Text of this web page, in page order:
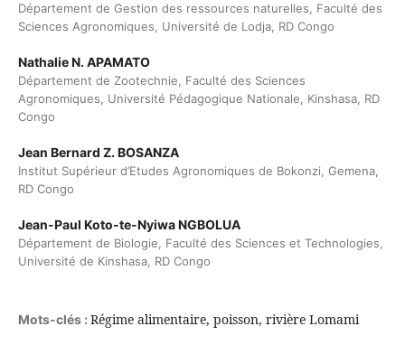
Département de Gestion des ressources naturelles, Faculté des
Sciences Agronomiques, Université de Lodja, RD Congo
Nathalie N. APAMATO
Département de Zootechnie, Faculté des Sciences
Agronomiques, Université Pédagogique Nationale, Kinshasa, RD
Congo
Jean Bernard Z. BOSANZA
Institut Supérieur d’Etudes Agronomiques de Bokonzi, Gemena,
RD Congo
Jean-Paul Koto-te-Nyiwa NGBOLUA
Département de Biologie, Faculté des Sciences et Technologies,
Université de Kinshasa, RD Congo
Mots-clés : Régime alimentaire, poisson, rivière Lomami